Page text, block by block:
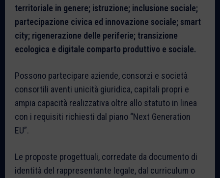
territoriale in genere; istruzione; inclusione sociale;
partecipazione civica ed innovazione sociale; smart
city; rigenerazione delle periferie; transizione
ecologica e digitale comparto produttivo e sociale.
Possono partecipare aziende, consorzi e società
consortili aventi unicità giuridica, capitali propri e
ampia capacità realizzativa oltre allo statuto in linea
con i requisiti richiesti dal piano “Next Generation
EU”.
Le proposte progettuali, corredate da documento di
identità del rappresentante legale, dal curriculum o